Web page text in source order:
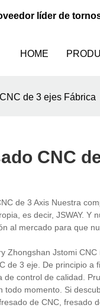
líder de
HOME
de 3 ejes Fábrica
CNC
de 3 Axis Nuestra
es decir, JSWAY.
al mercado para que
Zhongshan Jstomi
de 3 eje. De principio
control de calidad.
todo momento. Si
de CNC, fresado